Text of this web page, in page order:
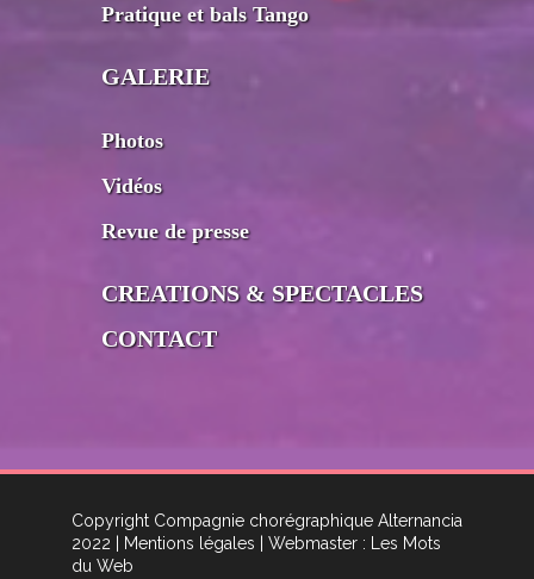
Pratique et bals Tango
GALERIE
Photos
Vidéos
Revue de presse
CREATIONS & SPECTACLES
CONTACT
Copyright Compagnie chorégraphique Alternancia
2022
| Mentions légales
| Webmaster : Les Mots
du Web